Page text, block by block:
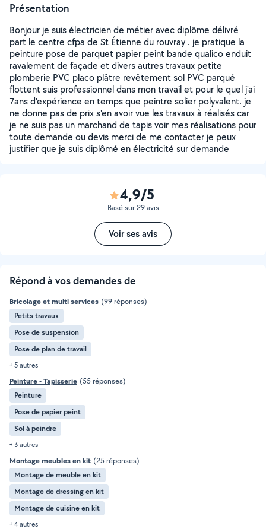
Présentation
Bonjour je suis électricien de métier avec diplôme délivré
part le centre cfpa de St Étienne du rouvray . je pratique la
peinture pose de parquet papier peint bande qualico enduit
ravalement de façade et divers autres travaux petite
plomberie PVC placo plâtre revêtement sol PVC parqué
flottent suis professionnel dans mon travail et pour le quel j'ai
7ans d'expérience en temps que peintre solier polyvalent. je
ne donne pas de prix s'en avoir vue les travaux à réalisés car
je ne suis pas un marchand de tapis voir mes réalisations pour
toute demande ou devis merci de me contacter je peux
justifier que je suis diplômé en électricité sur demande
4,9/5
Basé sur 29 avis
Voir ses avis
Répond à vos demandes de
Bricolage et multi services (99 réponses)
Petits travaux
Pose de suspension
Pose de plan de travail
+ 5 autres
Peinture - Tapisserie (55 réponses)
Peinture
Pose de papier peint
Sol à peindre
+ 3 autres
Montage meubles en kit (25 réponses)
Montage de meuble en kit
Montage de dressing en kit
Montage de cuisine en kit
+ 4 autres